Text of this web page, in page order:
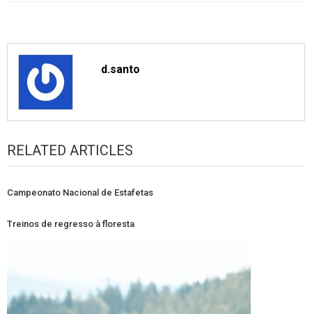
d.santo
RELATED ARTICLES
Campeonato Nacional de Estafetas
Treinos de regresso à floresta